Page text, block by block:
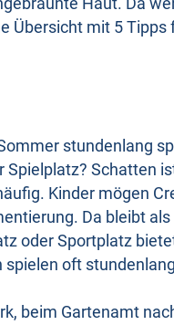
Übersicht mit 5 Tipps
stundenlang
Schatten
Kinder mögen
Da bleibt als
oder Sportplatz
spielen oft
beim Gartenamt